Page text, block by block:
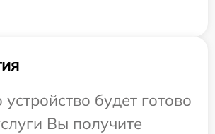
будет готово
Вы получите